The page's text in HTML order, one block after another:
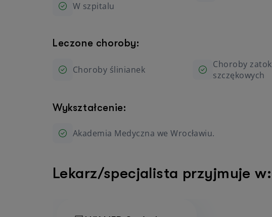
W szpitalu
Leczone choroby:
Choroby ślinianek
Choroby zatok
szczękowych
Wykształcenie:
Akademia Medyczna we Wrocławiu.
Lekarz/specjalista przyjmuje w: